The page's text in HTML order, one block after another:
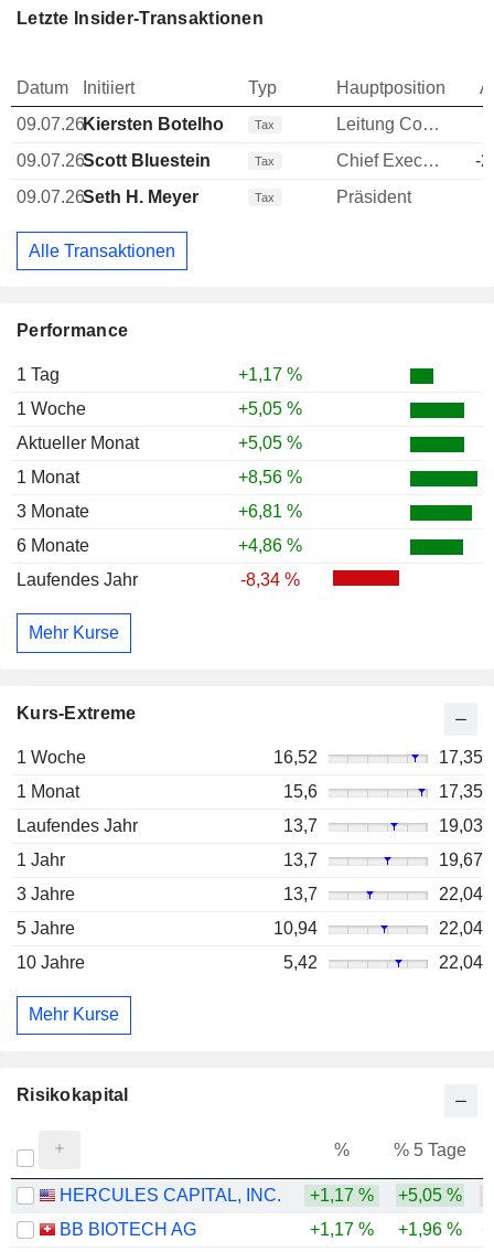
Performance
1 Tag
+1,17 %
1 Woche
+5,05 %
Aktueller Monat
+5,05 %
1 Monat
+8,56 %
3 Monate
+6,81 %
6 Monate
+4,86 %
Laufendes Jahr
-8,34 %
Mehr Kurse
Kurs-Extreme
1 Woche 16,52
17,35
1 Monat
15,6
17,35
Laufendes Jahr
13,7
19,03
1 Jahr
13,7
19,67
3 Jahre
13,7
22,04
5 Jahre
10,94
22,04
10 Jahre
5,42 22,04
Mehr Kurse
Letzte Insider-Transaktionen
Datum Initiiert Typ Hauptposition
09.07.26Kiersten Botelho Tax Leitung Compliance
09.07.26Scott Bluestein Tax Chief Executive Officer (CEO)
-
09.07.26Seth H. Meyer Tax Präsident
Alle Transaktionen
Risikokapital
% % 5 Tage
HERCULES CAPITAL, INC. +1,17 % +5,05 %
BB BIOTECH AG
+1,17 % +1,96 %